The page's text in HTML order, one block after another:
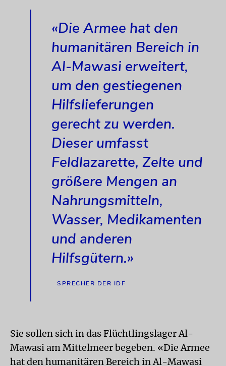
«Die Armee hat den
humanitären Bereich in
Al-Mawasi erweitert,
um den gestiegenen
Hilfslieferungen
gerecht zu werden.
Dieser umfasst
Feldlazarette, Zelte und
größere Mengen an
Nahrungsmitteln,
Wasser, Medikamenten
und anderen
Hilfsgütern.»
SPRECHER DER IDF
Sie sollen sich in das Flüchtlingslager Al-
Mawasi am Mittelmeer begeben. «Die Armee
hat den humanitären Bereich in Al-Mawasi